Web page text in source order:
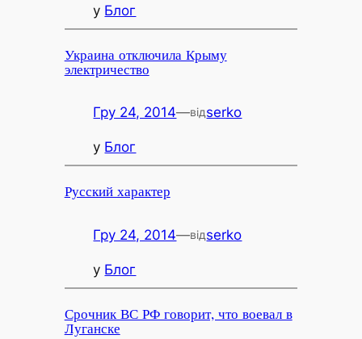
у Блог
Украина отключила Крыму
электричество
Гру 24, 2014—відserko
у Блог
Русский характер
Гру 24, 2014—відserko
у Блог
Срочник ВС РФ говорит, что воевал в
Луганске